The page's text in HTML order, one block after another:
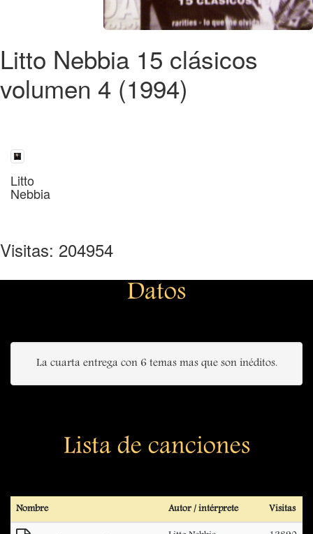
Litto Nebbia 15 clásicos
volumen 4 (1994)
Litto
Nebbia
Visitas: 204954
Datos
La cuarta entrega con 6 temas mas que son inéditos.
Lista de canciones
Nombre Autor / intérprete Visitas